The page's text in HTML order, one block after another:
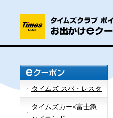
タイムズ スパ・レスタ
タイムズカー×富士急